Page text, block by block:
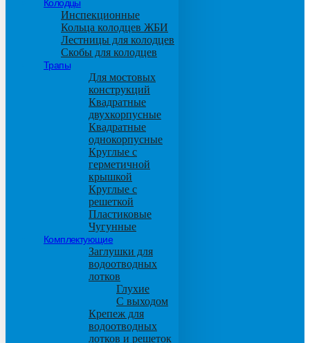
Колодцы
Инспекционные
Кольца колодцев ЖБИ
Лестницы для колодцев
Скобы для колодцев
Трапы
Для мостовых
конструкций
Квадратные
двухкорпусные
Квадратные
однокорпусные
Круглые с
герметичной
крышкой
Круглые с
решеткой
Пластиковые
Чугунные
Комплектующие
Заглушки для
водоотводных
лотков
Глухие
С выходом
Крепеж для
водоотводных
лотков и решеток